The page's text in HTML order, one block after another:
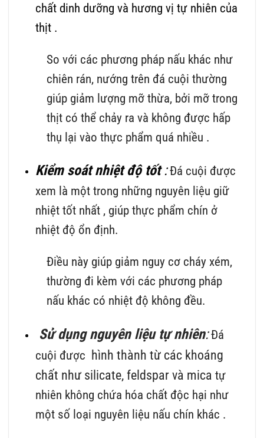
chất dinh dưỡng và hương vị tự nhiên của
thịt .
So với các phương pháp nấu khác như
chiên rán, nướng trên đá cuội thường
giúp giảm lượng mỡ thừa, bởi mỡ trong
thịt có thể chảy ra và không được hấp
thụ lại vào thực phẩm quá nhiều .
Kiểm soát nhiệt độ tốt:Đá cuội được
xem là một trong những nguyên liệu giữ
nhiệt tốt nhất , giúp thực phẩm chín ở
nhiệt độ ổn định.
Điều này giúp giảm nguy cơ cháy xém,
thường đi kèm với các phương pháp
nấu khác có nhiệt độ không đều.
Sử dụng nguyên liệu tự nhiên:Đá
cuội được hình thành từ các khoáng
chất như silicate, feldspar và mica tự
nhiên không chứa hóa chất độc hại như
một số loại nguyên liệu nấu chín khác .